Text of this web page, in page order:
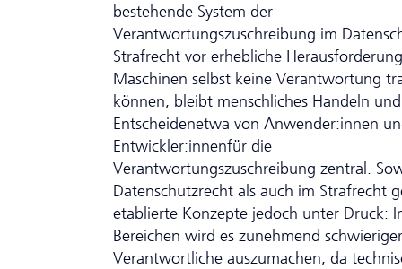
bestehende System der
Verantwortungszuschreibung im
Strafrecht vor erhebliche
Maschinen selbst keine Verantwortung
können, bleibt menschliches Handeln und
Entscheidenetwa von Anwender:innen
Entwickler:innenfür die
Verantwortungszuschreibung zentral.
Daten­schutz­recht als auch im Strafrecht
etablierte Konzepte jedoch unter Druck:
Bereichen wird es zunehmend
Verantwortliche auszumachen, da